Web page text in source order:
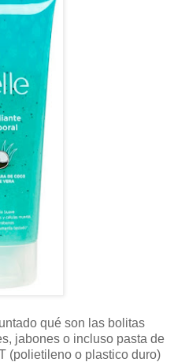
qué son las bolitas
jabones o incluso pasta de
(polietileno o plastico duro)